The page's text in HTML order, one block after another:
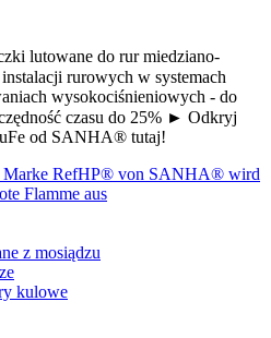
lutowane do rur miedziano-
rurowych w systemach
wysokociśnieniowych - do
czasu do 25% ► Odkryj
od SANHA® tutaj!
z mosiądzu
kulowe